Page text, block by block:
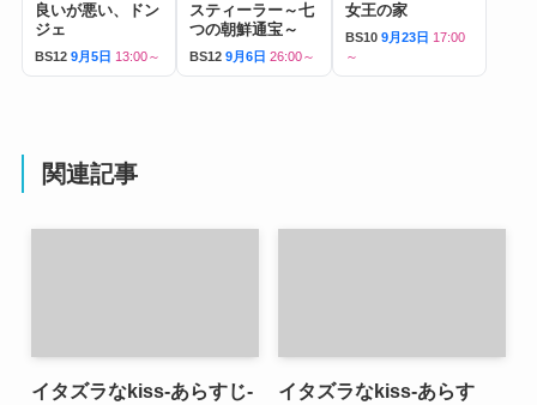
良いが悪い、ドン
ジェ
BS12 9月5日 13:00～
スティーラー～七
つの朝鮮通宝～
BS12 9月6日 26:00～
女王の家
BS10 9月23日 17:00
～
関連記事
イタズラなkiss-あらすじ- イタズラなkiss-あらす